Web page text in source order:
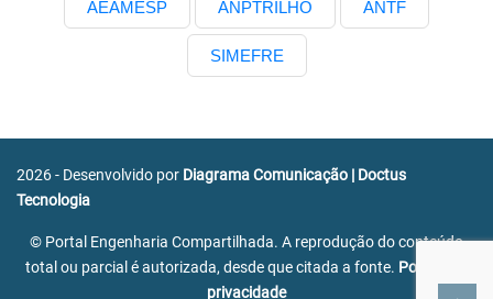
AEAMESP ANPTRILHO ANTF
SIMEFRE
2026 - Desenvolvido por Diagrama Comunicação | Doctus
Tecnologia
© Portal Engenharia Compartilhada. A reprodução do conteúdo
total ou parcial é autorizada, desde que citada a fonte. Política de
privacidade